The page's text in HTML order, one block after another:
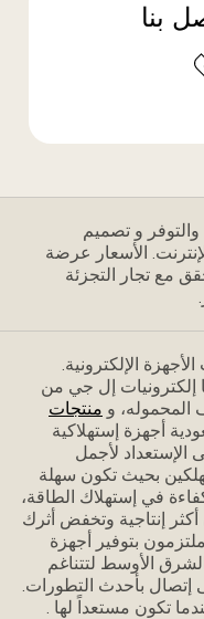
بنا
و تصميم
الأسعار عرضة
مع تجار التجزئة
الإلكترونية.
إلكترونيات إل جي من
المحموله، و منتجات
أجهزة إستهلاكية
الإستعداد ﻷجمل
بحيث تكون سهلة
في إستهلاك الطاقة،
إنتاجية وتخفض أثرك
بتوفير أجهزة
الأوسط لتتناغم
إتصال بأحدث التطورات.
تكون مستعداً لها .